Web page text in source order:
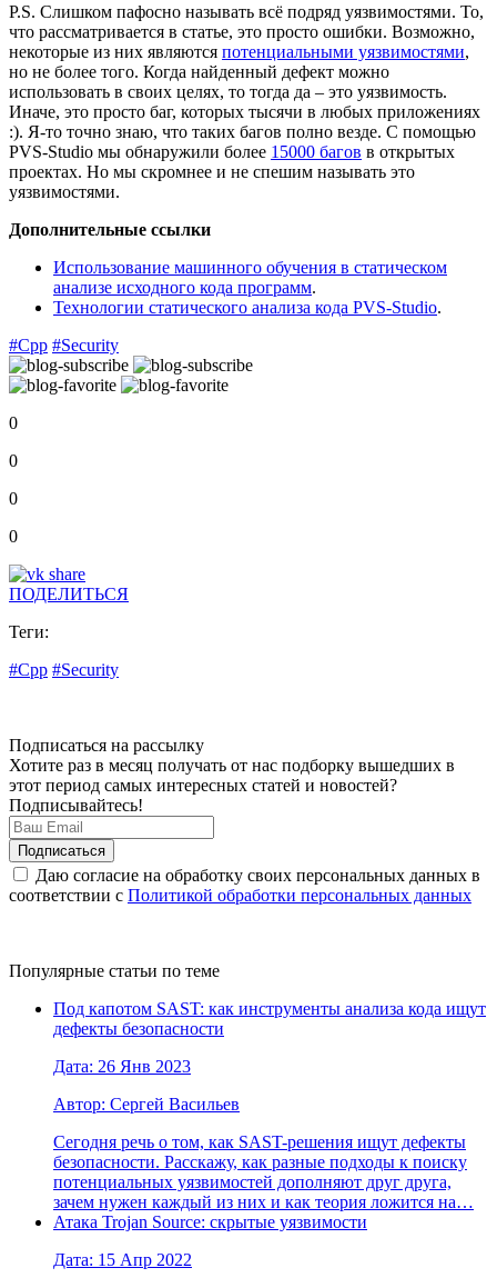
P.S. Слишком пафосно называть всё подряд уязвимостями. То,
что рассматривается в статье, это просто ошибки. Возможно,
некоторые из них являются потенциальными уязвимостями,
но не более того. Когда найденный дефект можно
использовать в своих целях, то тогда да – это уязвимость.
Иначе, это просто баг, которых тысячи в любых приложениях
:). Я-то точно знаю, что таких багов полно везде. С помощью
PVS-Studio мы обнаружили более 15000 багов в открытых
проектах. Но мы скромнее и не спешим называть это
уязвимостями.
Дополнительные ссылки
Использование машинного обучения в статическом
анализе исходного кода программ.
Технологии статического анализа кода PVS-Studio.
#Cpp #Security
0
0
0
0
ПОДЕЛИТЬСЯ
Теги:
#Cpp #Security
Подписаться на рассылку
Хотите раз в месяц получать от нас подборку вышедших в
этот период самых интересных статей и новостей?
Подписывайтесь!
Даю согласие на обработку своих персональных данных в
соответствии с Политикой обработки персональных данных
Популярные статьи по теме
Под капотом SAST: как инструменты анализа кода ищут
дефекты безопасности
Дата: 26 Янв 2023
Автор: Сергей Васильев
Сегодня речь о том, как SAST-решения ищут дефекты
безопасности. Расскажу, как разные подходы к поиску
потенциальных уязвимостей дополняют друг друга,
зачем нужен каждый из них и как теория ложится на…
Атака Trojan Source: скрытые уязвимости
Дата: 15 Апр 2022